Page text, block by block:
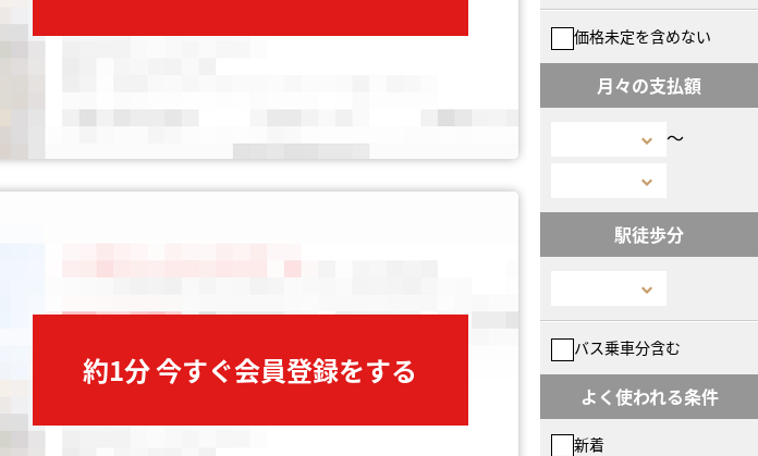
約1分 今すぐ会員登録をする
価格未定を含めない
月々の支払額
〜
駅徒歩分
バス乗車分含む
よく使われる条件
新着